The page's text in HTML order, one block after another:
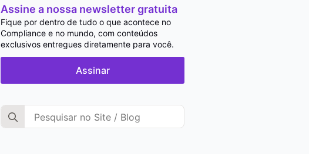
Assine a nossa newsletter gratuita
Fique por dentro de tudo o que acontece no
Compliance e no mundo, com conteúdos
exclusivos entregues diretamente para você.
Assinar
Search
for: